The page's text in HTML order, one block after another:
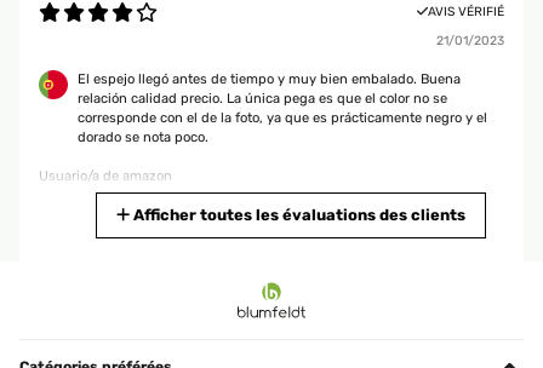
AVIS VÉRIFIÉ
14/01/2020
Specchio molto carino che da un bel tocco di arredamento. Arrivato con
buon imballo ed in perfette condizioni Ottimo il tempo di ordinazione e
spedizione Consiglio
AVIS VÉRIFIÉ
21/01/2023
El espejo llegó antes de tiempo y muy bien embalado. Buena
relación calidad precio. La única pega es que el color no se
corresponde con el de la foto, ya que es prácticamente negro y el
dorado se nota poco.
Usuario/a de amazon
fixings included but with an item like this I would expect most
Afficher toutes les évaluations des clients